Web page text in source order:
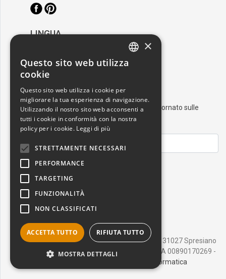
LINGUA
Iscriviti alla nostra newsletter e resta aggiornato sulle
ultime novità nel mondo dell'arte
ISCRIVITI
Salvadori Cornici srl - Via della Libertà, 2 - 31027 Spresiano
TV Italia - Tel. +39 0422 881014 - C.F./P.IVA 00890170269 -
powered by ADL Ingegneria Informatica
×
Questo sito web utilizza
cookie
Questo sito web utilizza i cookie per
migliorare la tua esperienza di navigazione.
Utilizzando il nostro sito web acconsenti a
tutti i cookie in conformità con la nostra
policy per i cookie. Leggi di più
STRETTAMENTE NECESSARI
PERFORMANCE
TARGETING
FUNZIONALITÀ
NON CLASSIFICATI
ACCETTA TUTTO RIFIUTA TUTTO
MOSTRA DETTAGLI